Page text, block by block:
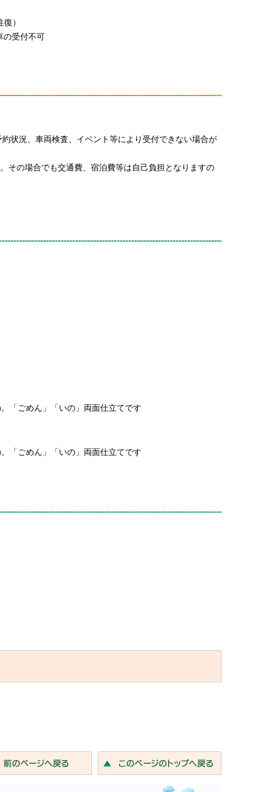
）
の受付不可
状況、車両検査、イベント等により受付できない場合が
その場合でも交通費、宿泊費等は自己負担となりますの
「ごめん」「いの」両面仕立てです
「ごめん」「いの」両面仕立てです
前のページへ戻る